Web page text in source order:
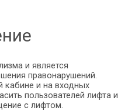
и является
правонарушений.
и на входных
пользователей лифта и
с лифтом.